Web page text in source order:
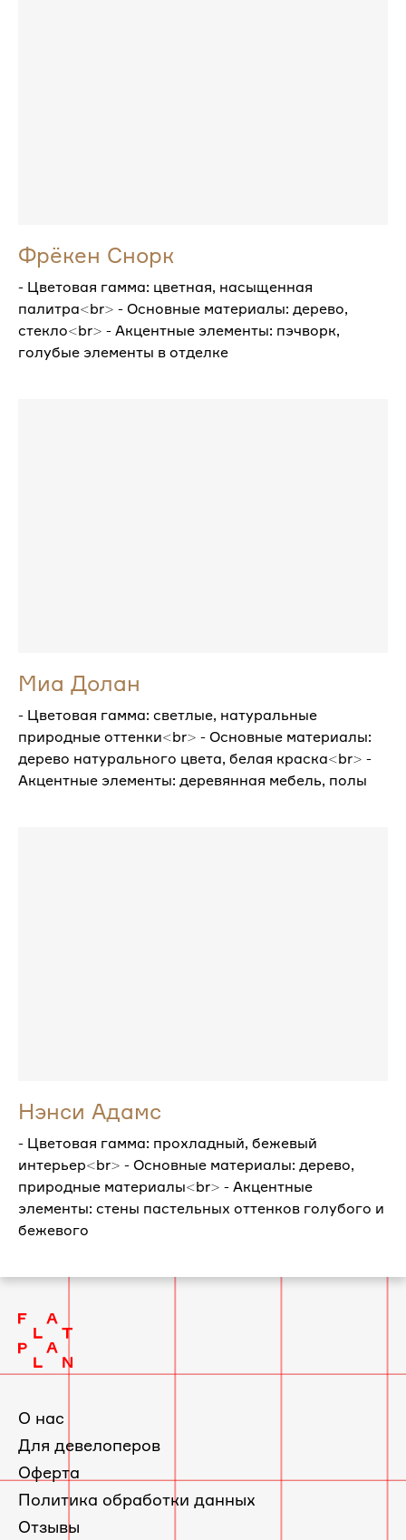
Фрёкен Снорк
- Цветовая гамма: цветная, насыщенная
палитра<br> - Основные материалы: дерево,
стекло<br> - Акцентные элементы: пэчворк,
голубые элементы в отделке
Миа Долан
- Цветовая гамма: светлые, натуральные
природные оттенки<br> - Основные материалы:
дерево натурального цвета, белая краска<br> -
Акцентные элементы: деревянная мебель, полы
Нэнси Адамс
- Цветовая гамма: прохладный, бежевый
интерьер<br> - Основные материалы: дерево,
природные материалы<br> - Акцентные
элементы: стены пастельных оттенков голубого и
бежевого
О нас
Для девелоперов
Оферта
Политика обработки данных
Отзывы